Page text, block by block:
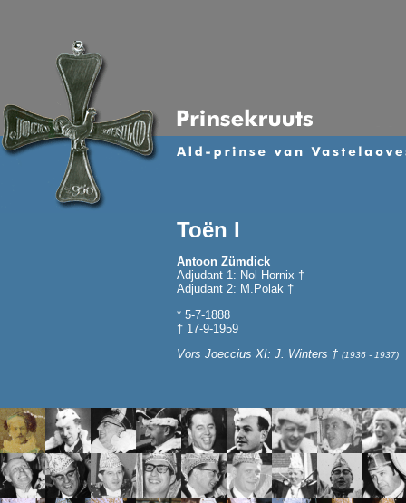
Toën I
Antoon Zümdick
Adjudant 1: Nol Hornix †
Adjudant 2: M.Polak †
* 5-7-1888
† 17-9-1959
Vors Joeccius XI: J. Winters † (1936 - 1937)